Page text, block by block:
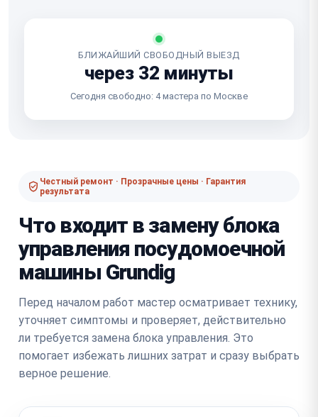
БЛИЖАЙШИЙ СВОБОДНЫЙ ВЫЕЗД
через 32 минуты
Сегодня свободно: 4 мастера по Москве
Честный ремонт · Прозрачные цены · Гарантия
результата
Что входит в замену блока
управления посудомоечной
машины Grundig
Перед началом работ мастер осматривает технику,
уточняет симптомы и проверяет, действительно
ли требуется замена блока управления. Это
помогает избежать лишних затрат и сразу выбрать
верное решение.